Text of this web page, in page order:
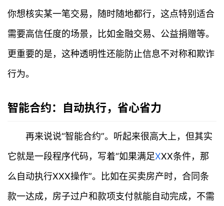
你想核实某一笔交易，随时随地都行，这点特别适合
需要高信任度的场景，比如金融交易、公益捐赠等。
更重要的是，这种透明性还能防止信息不对称和欺诈
行为。
智能合约：自动执行，省心省力
再来说说“智能合约”。听起来很高大上，但其实
它就是一段程序代码，写着“如果满足XXX条件，那
么自动执行XXX操作”。比如在买卖房产时，合同条
款一达成，房子过户和款项支付就能自动完成，不需